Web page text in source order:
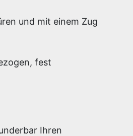
und mit einem Zug
fest
Ihren